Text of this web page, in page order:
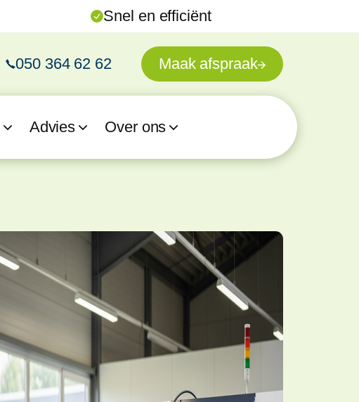
Snel en efficiënt
050 364 62 62 Maak afspraak
Advies Over ons